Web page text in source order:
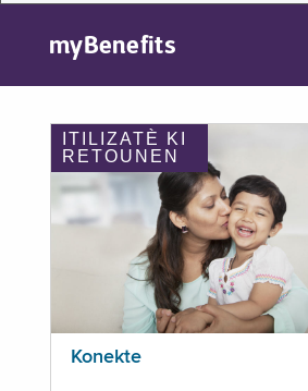
myBenefits
ITILIZATÈ KI
RETOUNEN
Konekte